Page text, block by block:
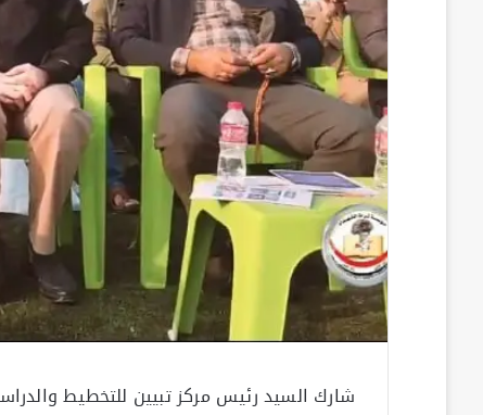
شارك السيد رئيس مركز تبيين للتخطيط